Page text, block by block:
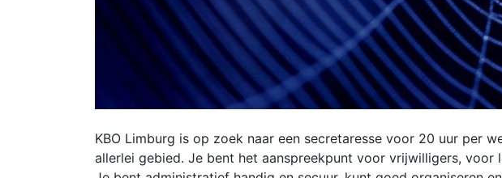
KBO Limburg is op zoek naar een secretaresse voor 20 uur per
allerlei gebied. Je bent het aanspreekpunt voor vrijwilligers, voor